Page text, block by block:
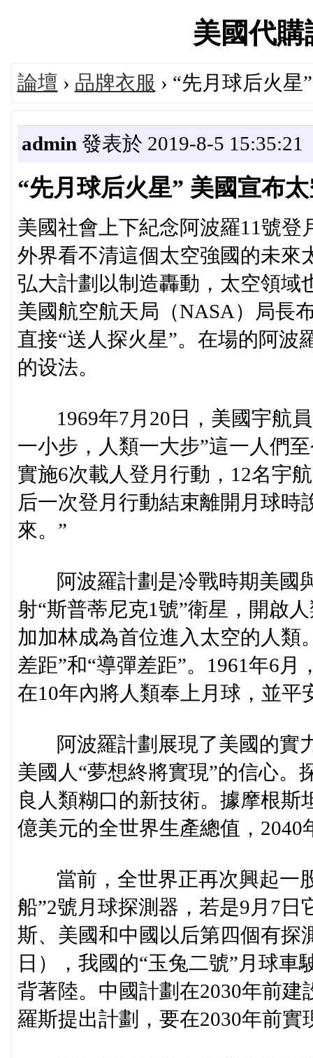
美國代
論壇 › 品牌衣服 › “先月球后火
admin 發表於 2019-8-5 15:35:21
“先月球后火星” 美國宣布
美國社會上下紀念阿波羅11號
外界看不清這個太空強國的未來
弘大計劃以制造轟動，太空領域
美國航空航天局（NASA）局長
直接“送人探火星”。在場的阿波
的设法。
1969年7月20日，美國宇航員
一小步，人類一大步”這一人們
實施6次載人登月行動，12名宇
后一次登月行動結束離開月球時
來。”
阿波羅計劃是冷戰時期美國與
射“斯普蒂尼克1號”衛星，開啟
加加林成為首位進入太空的人類
差距”和“導彈差距”。1961年6
在10年內將人類奉上月球，並平
阿波羅計劃展現了美國的實
美國人“夢想終將實現”的信心。
良人類糊口的新技術。據摩根斯
億美元的全世界生產總值，2040
當前，全世界正再次興起一股
船”2號月球探測器，若是9月7
斯、美國和中國以后第四個有探
日），我國的“玉兔二號”月球
背著陸。中國計劃在2030年前
羅斯提出計劃，要在2030年前實